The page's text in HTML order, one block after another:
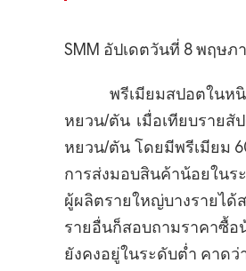
SMM อัปเดตวันที่ 8 พฤษภ
พรีเมียมสปอตในหนิงปั
หยวน/ตัน เมื่อเทียบราย
หยวน/ตัน โดยมีพรีเมียม
การส่งมอบสินค้าน้อยในร
ผู้ผลิตรายใหญ่บางรายไ
รายอื่นก็สอบถามราคาซื้
ยังคงอยู่ในระดับต่ำ คาด